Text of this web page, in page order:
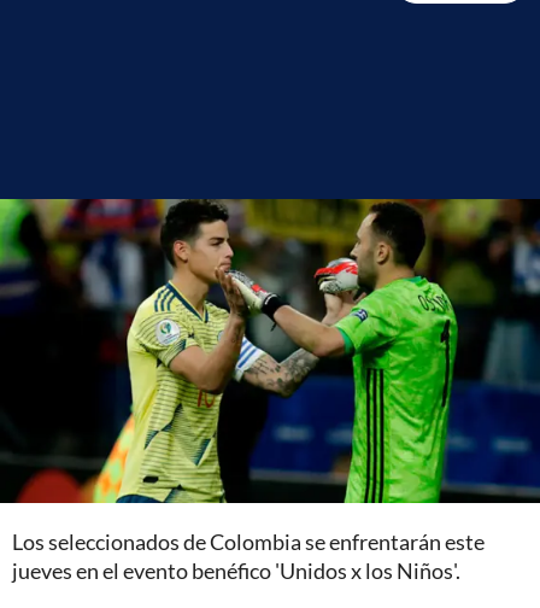
Los seleccionados de Colombia se enfrentarán este
jueves en el evento benéfico 'Unidos x los Niños'.